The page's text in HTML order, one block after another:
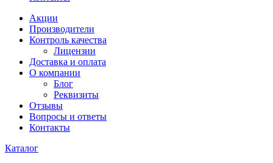
Акции
Производители
Контроль качества
Лицензии
Доставка и оплата
О компании
Блог
Реквизиты
Отзывы
Вопросы и ответы
Контакты
Каталог